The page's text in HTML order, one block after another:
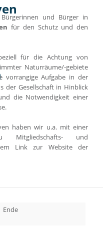
Z
und Bürger in
für den Schutz und den
für die Achtung von
Naturräume/-gebiete
vorrangige Aufgabe in der
der Gesellschaft in Hinblick
die Notwendigkeit einer
haben wir u.a. mit einer
Mitgliedschafts- und
Link zur Website der
Ende